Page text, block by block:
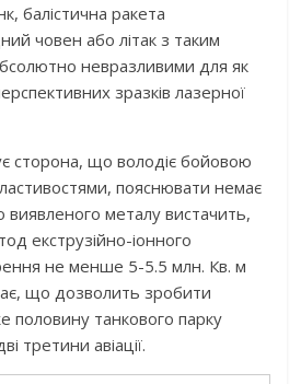
балістична ракета
човен або літак з таким
невразливими для як
зразків лазерної
сторона, що володіє бойовою
пояснювати немає
виявленого металу вистачить,
екструзійно-іонного
не менше 5-5.5 млн. Кв. м
що дозволить зробити
половину танкового парку
третини авіації.